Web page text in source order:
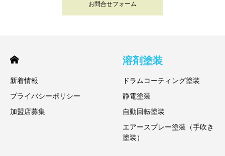
お問合せフォーム
新着情報
プライバシーポリシー
加盟店募集
溶剤塗装
ドラムコーティング塗装
静電塗装
自動回転塗装
エアースプレー塗装（手吹き
塗装）